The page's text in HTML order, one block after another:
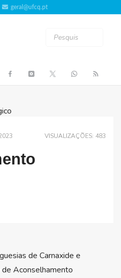
geral@ufcq.pt
VISUALIZAÇÕES: 483
de Carnaxide e
Aconselhamento